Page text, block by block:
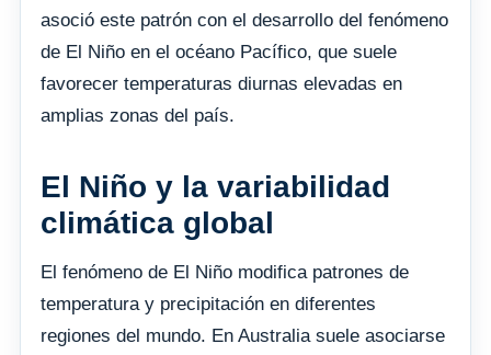
asoció este patrón con el desarrollo del fenómeno
de El Niño en el océano Pacífico, que suele
favorecer temperaturas diurnas elevadas en
amplias zonas del país.
El Niño y la variabilidad
climática global
El fenómeno de El Niño modifica patrones de
temperatura y precipitación en diferentes
regiones del mundo. En Australia suele asociarse